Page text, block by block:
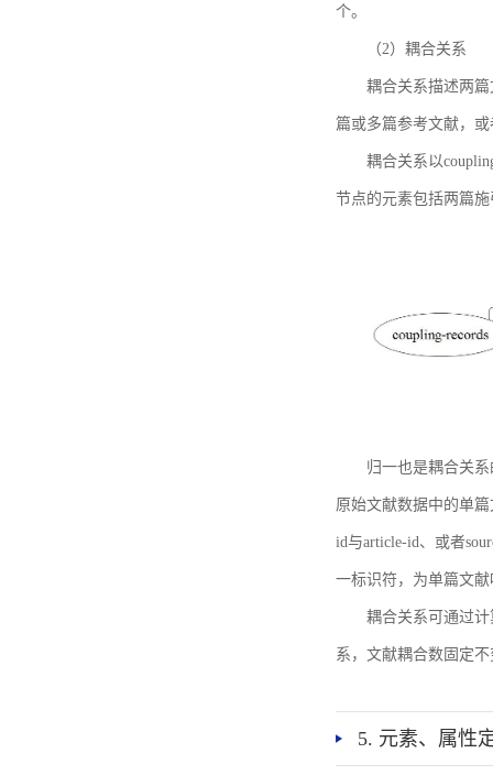
个。
（2）耦合关系
耦合关系描述两
篇或多篇参考文献，
耦合关系以
节点的元素包括两篇
归一也是耦合关
原始文献数据中的单篇
id与article-id、或者
一标识符，为单篇文
耦合关系可通过
系，文献耦合数固定不
5. 元素、属性